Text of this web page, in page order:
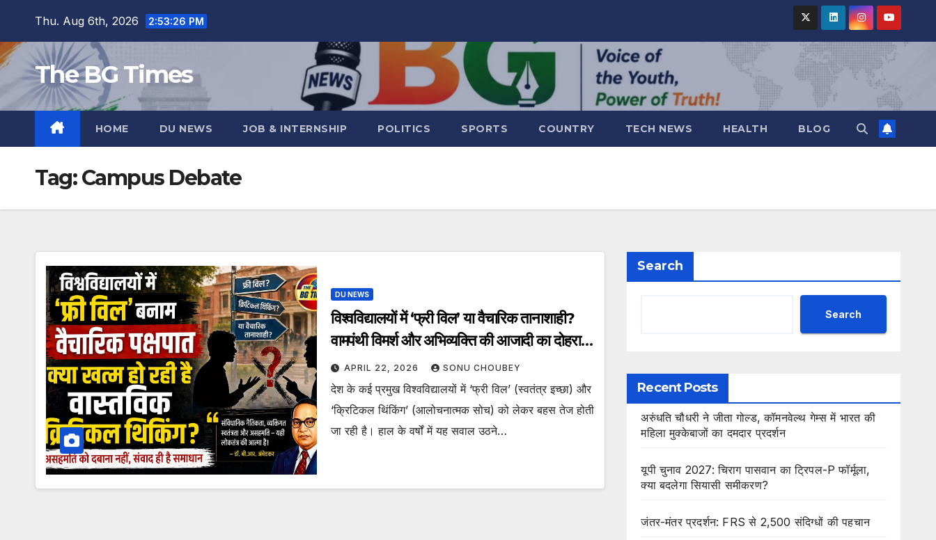
content
Thu. Aug 6th, 2026 2:53:27 PM
The BG Times
HOME DU NEWS JOB & INTERNSHIP POLITICS SPORTS COUNTRY TECH NEWS HEALTH BLOG
Tag:Campus Debate
DU NEWS
विश्वविद्यालयों में ‘फ्री विल’ या वैचारिक तानाशाही?
वामपंथी विमर्श और अभिव्यक्ति की आजादी का दोहरा
मापदंड
APRIL 22, 2026 SONU CHOUBEY
देश के कई प्रमुख विश्वविद्यालयों में ‘फ्री विल’ (स्वतंत्र इच्छा) और
‘क्रिटिकल थिंकिंग’ (आलोचनात्मक सोच) को लेकर बहस तेज होती
जा रही है। हाल के वर्षों में यह सवाल उठने…
Search
Search
Recent Posts
अरुंधति चौधरी ने जीता गोल्ड, कॉमनवेल्थ गेम्स में भारत की
महिला मुक्केबाजों का दमदार प्रदर्शन
यूपी चुनाव 2027: चिराग पासवान का ट्रिपल-P फॉर्मूला,
क्या बदलेगा सियासी समीकरण?
जंतर-मंतर प्रदर्शन: FRS से 2,500 संदिग्धों की पहचान